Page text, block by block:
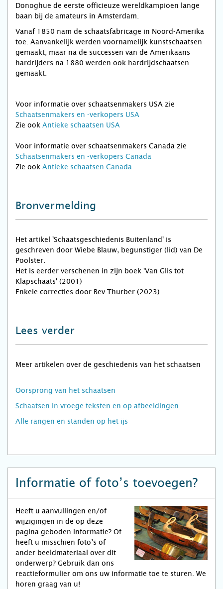
Donoghue de eerste officieuze wereldkampioen lange
baan bij de amateurs in Amsterdam.
Vanaf 1850 nam de schaatsfabricage in Noord-Amerika
toe. Aanvankelijk werden voornamelijk kunstschaatsen
gemaakt, maar na de successen van de Amerikaans
hardrijders na 1880 werden ook hardrijdschaatsen
gemaakt.
Voor informatie over schaatsenmakers USA zie
Schaatsenmakers en -verkopers USA
Zie ook Antieke schaatsen USA
Voor informatie over schaatsenmakers Canada zie
Schaatsenmakers en -verkopers Canada
Zie ook Antieke schaatsen Canada
Bronvermelding
Het artikel 'Schaatsgeschiedenis Buitenland' is
geschreven door Wiebe Blauw, begunstiger (lid) van De
Poolster.
Het is eerder verschenen in zijn boek 'Van Glis tot
Klapschaats' (2001)
Enkele correcties door Bev Thurber (2023)
Lees verder
Meer artikelen over de geschiedenis van het schaatsen
Oorsprong van het schaatsen
Schaatsen in vroege teksten en op afbeeldingen
Alle rangen en standen op het ijs
Informatie of foto’s toevoegen?
Heeft u aanvullingen en/of
wijzigingen in de op deze
pagina geboden informatie? Of
heeft u misschien foto’s of
ander beeldmateriaal over dit
onderwerp? Gebruik dan ons
reactieformulier om ons uw informatie toe te sturen. We
horen graag van u!